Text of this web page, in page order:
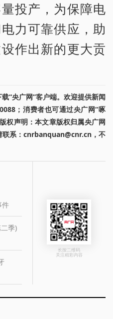
投产，为保障电
力可靠供应，助
作出新的更大贡
“央广网”客户端。欢迎提供新闻
；消费者也可通过央广网“啄
权声明：本文章版权归属央广网
联系：cnrbanquan@cnr.cn，不
件
季)
长按二维码
关注精彩内容